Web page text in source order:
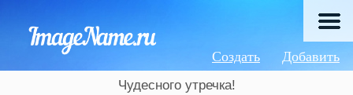
Добавить
Создать
Чудесного утречка!